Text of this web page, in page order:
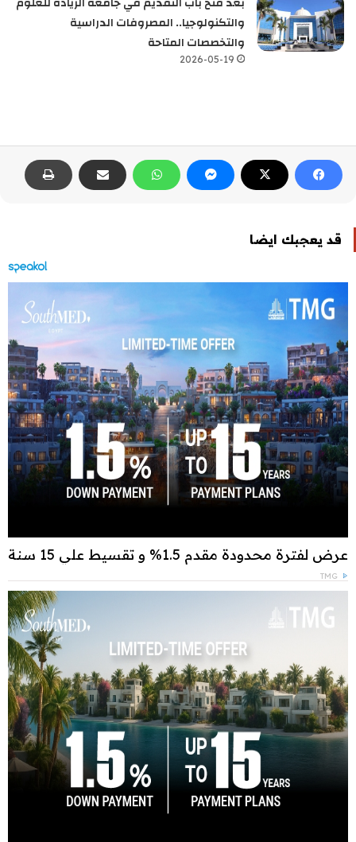
والتكنولوجيا.. المصروفات الدراسية
والتخصصات المتاحة
2026-05-19
قد يعجبك ايضا
عرض لفترة محدودة مقدم 1.5% و تقسيط علي 15 سنة
TMG